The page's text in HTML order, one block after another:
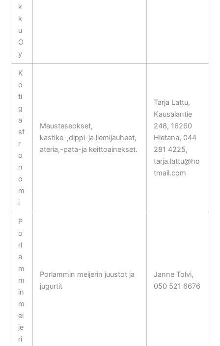
k
k
u
O
y
K
o
ti
g
a
st
r
o
n
o
m
i
Mausteseokset,
kastike-,dippi-ja liemijauheet,
ateria,-pata-ja keittoainekset.
Tarja Lattu,
Kausalantie
248, 16260
Hietana, 044
281 4225,
tarja.lattu@ho
tmail.com
P
o
rl
a
m
m
in
m
ei
je
ri
Porlammin meijerin juustot ja
jugurtit
Janne Tolvi,
050 521 6676